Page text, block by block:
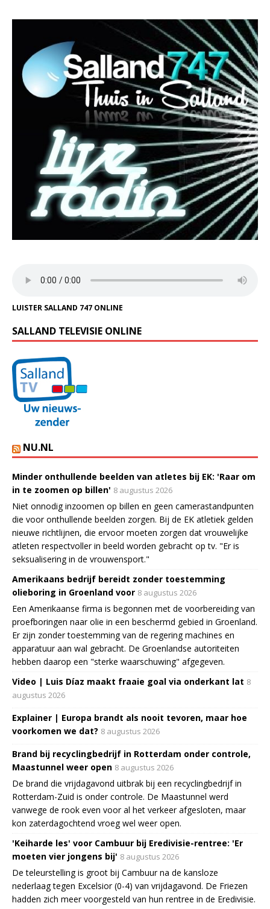
LUISTER SALLAND 747 ONLINE
SALLAND TELEVISIE ONLINE
NU.NL
Minder onthullende beelden van atletes bij EK: 'Raar om
in te zoomen op billen' 8 augustus 2026
Niet onnodig inzoomen op billen en geen camerastandpunten
die voor onthullende beelden zorgen. Bij de EK atletiek gelden
nieuwe richtlijnen, die ervoor moeten zorgen dat vrouwelijke
atleten respectvoller in beeld worden gebracht op tv. "Er is
seksualisering in de vrouwensport."
Amerikaans bedrijf bereidt zonder toestemming
olieboring in Groenland voor 8 augustus 2026
Een Amerikaanse firma is begonnen met de voorbereiding van
proefboringen naar olie in een beschermd gebied in Groenland.
Er zijn zonder toestemming van de regering machines en
apparatuur aan wal gebracht. De Groenlandse autoriteiten
hebben daarop een "sterke waarschuwing" afgegeven.
Video | Luis Díaz maakt fraaie goal via onderkant lat 8
augustus 2026
Explainer | Europa brandt als nooit tevoren, maar hoe
voorkomen we dat? 8 augustus 2026
Brand bij recyclingbedrijf in Rotterdam onder controle,
Maastunnel weer open 8 augustus 2026
De brand die vrijdagavond uitbrak bij een recyclingbedrijf in
Rotterdam-Zuid is onder controle. De Maastunnel werd
vanwege de rook even voor al het verkeer afgesloten, maar
kon zaterdagochtend vroeg wel weer open.
'Keiharde les' voor Cambuur bij Eredivisie-rentree: 'Er
moeten vier jongens bij' 8 augustus 2026
De teleurstelling is groot bij Cambuur na de kansloze
nederlaag tegen Excelsior (0-4) van vrijdagavond. De Friezen
hadden zich meer voorgesteld van hun rentree in de Eredivisie.